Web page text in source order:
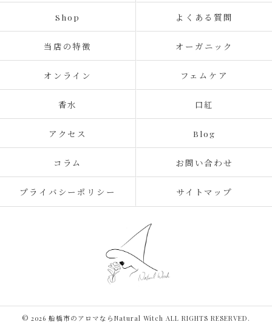
Shop よくある質問
当店の特徴 オーガニック
オンライン フェムケア
香水 口紅
アクセス Blog
コラム お問い合わせ
プライバシーポリシー サイトマップ
© 2026 船橋市のアロマならNatural Witch ALL RIGHTS RESERVED.